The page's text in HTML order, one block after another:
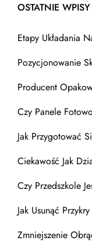
OSTATNIE WPISY
Etapy Układania
Pozycjonowanie
Producent
Czy Panele
Jak Przygotować
Ciekawość Jak
Czy Przedszkole
Jak Usunąć
Zmniejszenie